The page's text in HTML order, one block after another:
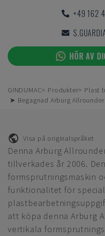
+49 162
HÖR AV
GINDUMAC Produkter
Plast
➤ Begagnad Arburg
Visa på originalspråket
Denna Arburg
tillverkades år 2006.
formsprutningsmaskin
funktionalitet för
att köpa denna Arburg
vertikala